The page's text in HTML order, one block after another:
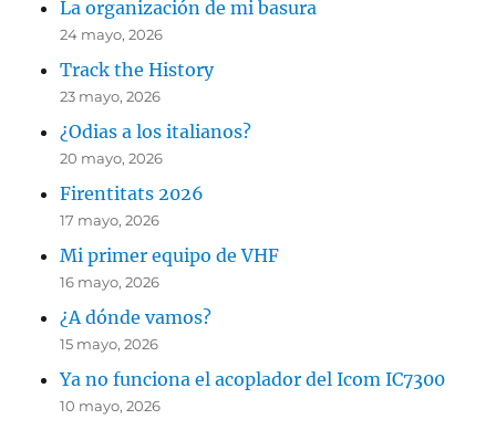
La organización de mi basura
24 mayo, 2026
Track the History
23 mayo, 2026
¿Odias a los italianos?
20 mayo, 2026
Firentitats 2026
17 mayo, 2026
Mi primer equipo de VHF
16 mayo, 2026
¿A dónde vamos?
15 mayo, 2026
Ya no funciona el acoplador del Icom IC7300
10 mayo, 2026